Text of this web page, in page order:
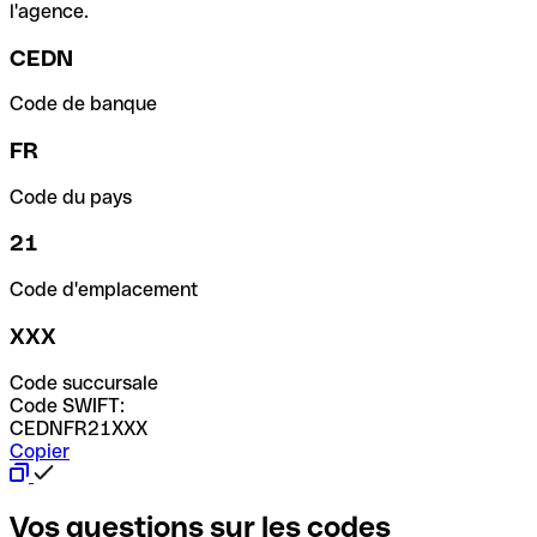
l'agence.
CEDN
Code de banque
FR
Code du pays
21
Code d'emplacement
XXX
Code succursale
Code SWIFT:
CEDNFR21XXX
Copier
Vos questions sur les codes